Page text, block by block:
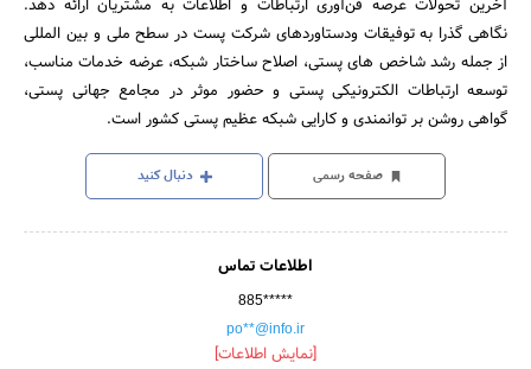
آخرین تحولات عرصه فن‌آوری ارتباطات و اطلاعات به مشتریان ارائه دهد.
نگاهی گذرا به توفیقات ودستاوردهای شرکت پست در سطح ملی و بین المللی
از جمله رشد شاخص های پستی، اصلاح ساختار شبکه، عرضه خدمات مناسب،
توسعه ارتباطات الکترونیکی پستی و حضور موثر در مجامع جهانی پستی،
گواهی روشن بر توانمندی و کارایی شبکه عظیم پستی کشور است.
صفحه رسمی دنبال کنید
اطلاعات تماس
885*****
po**@info.ir
[نمایش اطلاعات]